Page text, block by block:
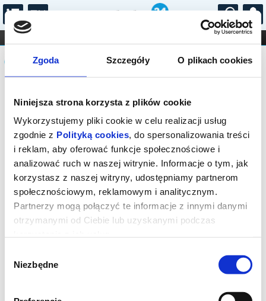
Zgoda Szczegóły O plikach cookies
Niniejsza strona korzysta z plików cookie
Wykorzystujemy pliki cookie w celu realizacji usług
zgodnie z Polityką cookies, do spersonalizowania treści
i reklam, aby oferować funkcje społecznościowe i
analizować ruch w naszej witrynie. Informacje o tym, jak
korzystasz z naszej witryny, udostępniamy partnerom
społecznościowym, reklamowym i analitycznym.
Partnerzy mogą połączyć te informacje z innymi danymi
otrzymanymi od Ciebie lub uzyskanymi podczas
zgody
Niezbędne
...
FILHARMONIA OPERA I BALET
STAND-UP
DLA DZIECI
Komunikat
Sprzedaż biletów on-line na wydarzenie
została zakończona.